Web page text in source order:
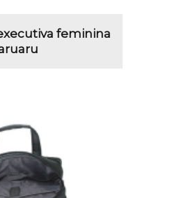
feminina